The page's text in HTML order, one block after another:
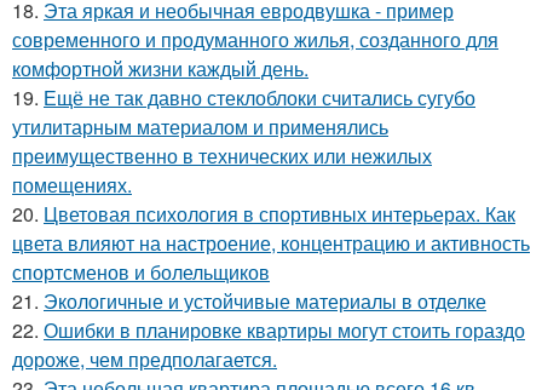
18. Эта яркая и необычная евродвушка - пример
современного и продуманного жилья, созданного для
комфортной жизни каждый день.
19. Ещё не так давно стеклоблоки считались сугубо
утилитарным материалом и применялись
преимущественно в технических или нежилых
помещениях.
20. Цветовая психология в спортивных интерьерах. Как
цвета влияют на настроение, концентрацию и активность
спортсменов и болельщиков
21. Экологичные и устойчивые материалы в отделке
22. Ошибки в планировке квартиры могут стоить гораздо
дороже, чем предполагается.